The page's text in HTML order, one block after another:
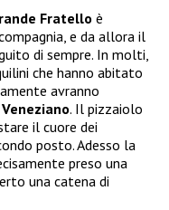
Fratello è
e da allora il
di sempre. In molti,
che hanno abitato
avranno
. Il pizzaiolo
il cuore dei
posto. Adesso la
preso una
una catena di